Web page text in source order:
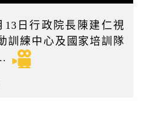
13日行政院長陳建仁視
訓練中心及國家培訓隊